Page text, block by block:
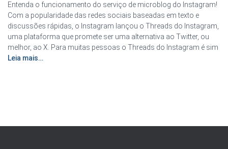
Entenda o funcionamento do serviço de microblog do Instagram!
Com a popularidade das redes sociais baseadas em texto e
discussões rápidas, o Instagram lançou o Threads do Instagram,
uma plataforma que promete ser uma alternativa ao Twitter, ou
melhor, ao X. Para muitas pessoas o Threads do Instagram é sim
Leia mais…